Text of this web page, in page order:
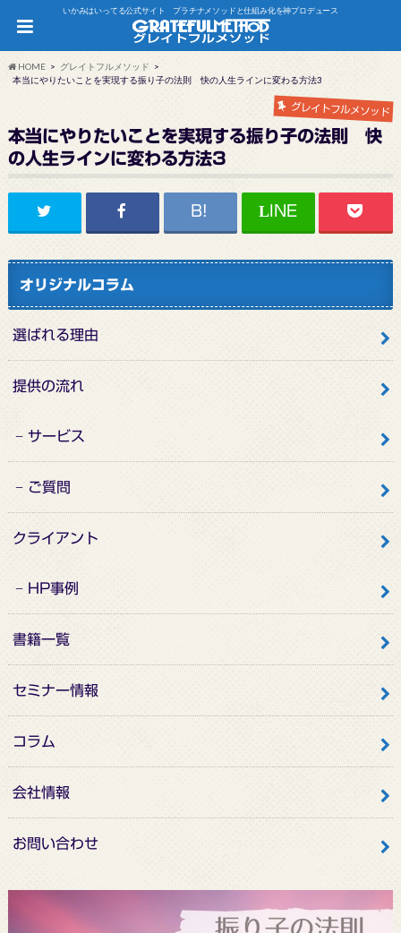
いかみはいってる公式サイト プラチナメソッドと仕組み化を神プロデュース
HOME
グレイトフルメソッド
本当にやりたいことを実現する振り子の法則 快の人生ラインに変わる方法3
グレイトフルメソッド
本当にやりたいことを実現する振り子の法則 快
の人生ラインに変わる方法3
オリジナルコラム
選ばれる理由
提供の流れ
サービス
ご質問
クライアント
HP事例
書籍一覧
セミナー情報
コラム
会社情報
お問い合わせ